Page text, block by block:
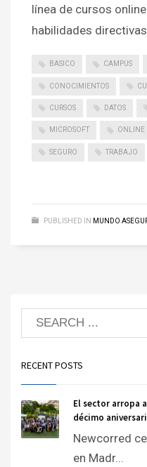
línea de cursos
habilidades
BASICO CAMPUS
CONOCIMIENTOS
CURSOS DATOS
MICROSOFT ONLINE
SEGURO TRABAJO
PUBLISHED IN MUNDO
RECENT POSTS
El sector arropa
décimo
Newcorred
en Madr...